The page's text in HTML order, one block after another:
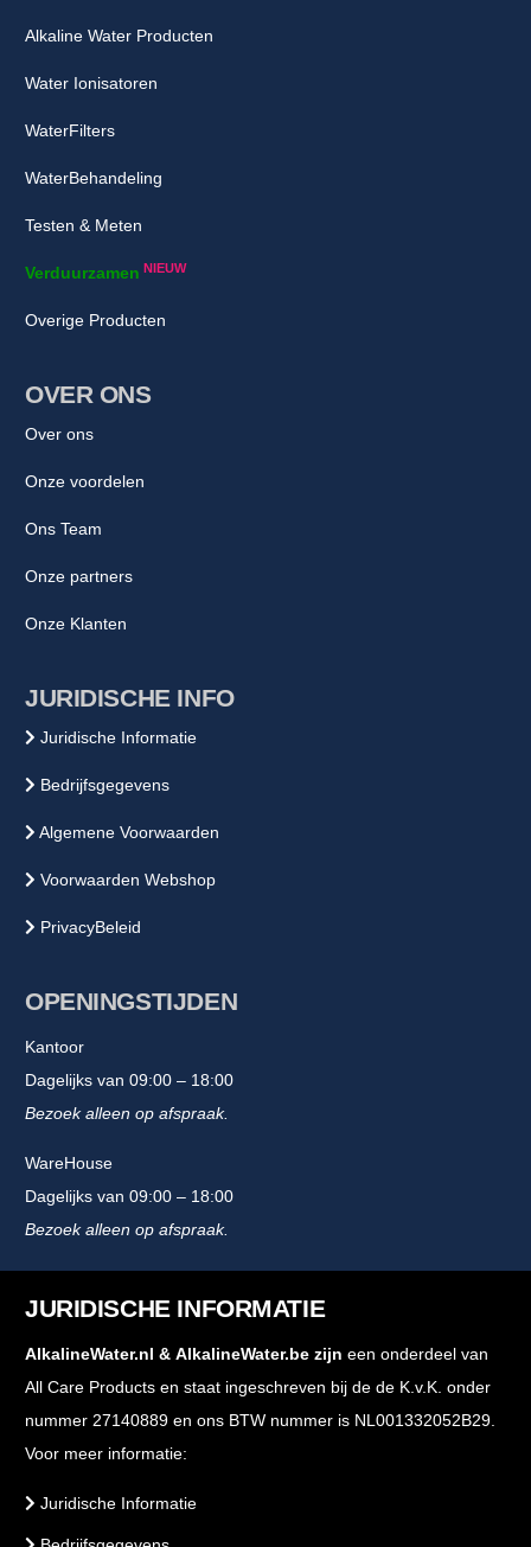
Alkaline Water Producten
Water Ionisatoren
WaterFilters
WaterBehandeling
Testen & Meten
Verduurzamen NIEUW
Overige Producten
OVER ONS
Over ons
Onze voordelen
Ons Team
Onze partners
Onze Klanten
JURIDISCHE INFO
Juridische Informatie
Bedrijfsgegevens
Algemene Voorwaarden
Voorwaarden Webshop
PrivacyBeleid
OPENINGSTIJDEN
Kantoor
Dagelijks van 09:00 – 18:00
Bezoek alleen op afspraak.
WareHouse
Dagelijks van 09:00 – 18:00
Bezoek alleen op afspraak.
JURIDISCHE INFORMATIE
AlkalineWater.nl & AlkalineWater.be zijn een onderdeel van
All Care Products en staat ingeschreven bij de de K.v.K. onder
nummer 27140889 en ons BTW nummer is NL001332052B29.
Voor meer informatie:
Juridische Informatie